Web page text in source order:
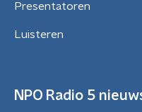
Presentatoren
Luisteren
NPO Radio 5